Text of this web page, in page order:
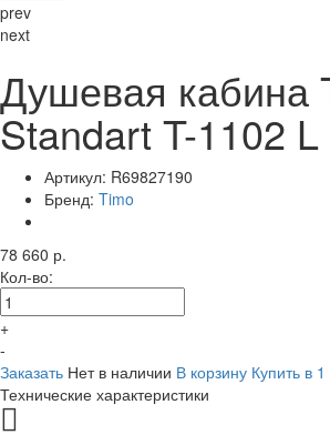
prev
next
Душевая кабина
Standart T-1102 L
Артикул: R69827190
Бренд: Timo
78 660 р.
Кол-во:
+
-
Заказать Нет в наличии В корзину Купить в 1
Технические характеристики